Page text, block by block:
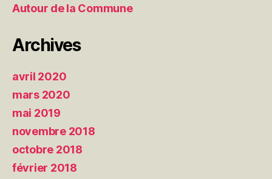
Autour de la Commune
Archives
avril 2020
mars 2020
mai 2019
novembre 2018
octobre 2018
février 2018